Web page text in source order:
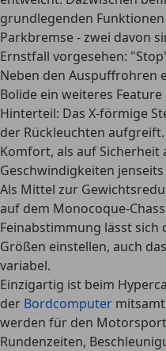
grundlegenden
Parkbremse - zwei davon
Ernstfall vorgesehen:
Neben den Auspuffrohren
Bolide ein weiteres
Hinterteil: Das X-förmige
der Rückleuchten
Komfort, als auf Sicherheit
Geschwindigkeiten
Als Mittel zur
auf dem Monocoque-
Feinabstimmung lässt sich
Größen einstellen, auch
variabel.
Einzigartig ist beim
der Bordcomputer
werden für den
Rundenzeiten,